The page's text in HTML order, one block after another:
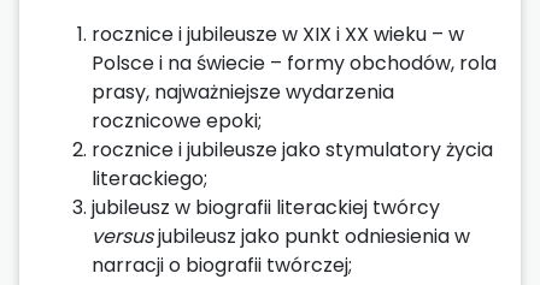
rocznice i jubileusze w XIX i XX wieku – w
Polsce i na świecie – formy obchodów, rola
prasy, najważniejsze wydarzenia
rocznicowe epoki;
rocznice i jubileusze jako stymulatory życia
literackiego;
jubileusz w biografii literackiej twórcy
versusjubileusz jako punkt odniesienia w
narracji o biografii twórczej;